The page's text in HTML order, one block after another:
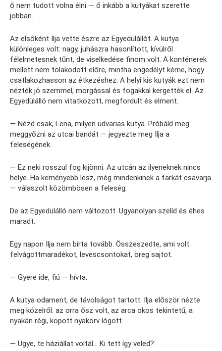
ő nem tudott volna élni — ő inkább a kutyákat szerette
jobban.
Az elsőként Ilja vette észre az Egyedülállót. A kutya
különleges volt: nagy, juhászra hasonlított, kívülről
félelmetesnek tűnt, de viselkedése finom volt. A konténerek
mellett nem tolakodott előre, mintha engedélyt kérne, hogy
csatlakozhasson az étkezéshez. A helyi kis kutyák ezt nem
nézték jó szemmel, morgással és fogakkal kergették el. Az
Egyedülálló nem vitatkozott, megfordult és elment.
— Nézd csak, Lena, milyen udvarias kutya. Próbáld meg
meggyőzni az utcai bandát — jegyezte meg Ilja a
feleségének.
— Ez neki rosszul fog kijönni. Az utcán az ilyeneknek nincs
helye. Ha keményebb lesz, még mindenkinek a farkát csavarja
— válaszolt közömbösen a feleség.
De az Egyedülálló nem változott. Ugyanolyan szelíd és éhes
maradt.
Egy napon Ilja nem bírta tovább. Összeszedte, ami volt:
felvágottmaradékot, levescsontokat, öreg sajtot.
— Gyere ide, fiú — hívta.
A kutya odament, de távolságot tartott. Ilja először nézte
meg közelről: az orra ősz volt, az arca okos tekintetű, a
nyakán régi, kopott nyakörv lógott.
— Ugye, te háziállat voltál… Ki tett így veled?